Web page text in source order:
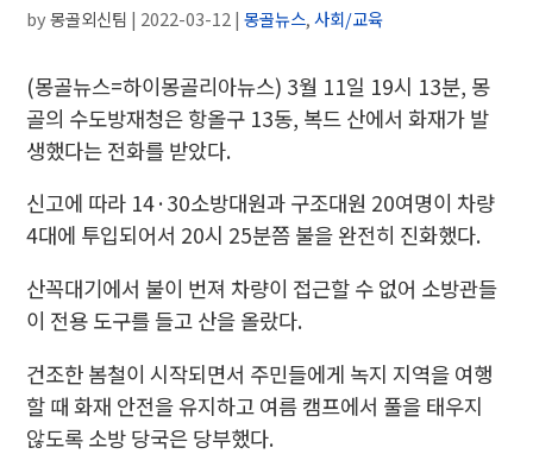
by몽골외신팀 | 2022-03-12 |몽골뉴스,사회/교육
(몽골뉴스=하이몽골리아뉴스) 3월 11일 19시 13분, 몽
골의 수도방재청은 항올구 13동, 복드 산에서 화재가 발
생했다는 전화를 받았다.
신고에 따라 14·30소방대원과 구조대원 20여명이 차량
4대에 투입되어서 20시 25분쯤 불을 완전히 진화했다.
산꼭대기에서 불이 번져 차량이 접근할 수 없어 소방관들
이 전용 도구를 들고 산을 올랐다.
건조한 봄철이 시작되면서 주민들에게 녹지 지역을 여행
할 때 화재 안전을 유지하고 여름 캠프에서 풀을 태우지
않도록 소방 당국은 당부했다.